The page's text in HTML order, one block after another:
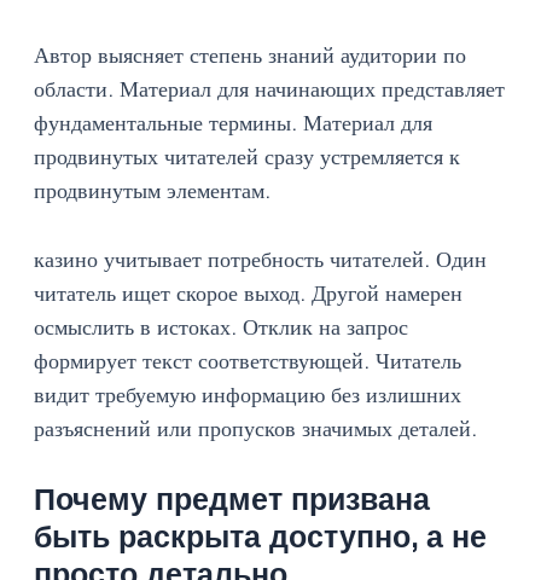
Автор выясняет степень знаний аудитории по
области. Материал для начинающих представляет
фундаментальные термины. Материал для
продвинутых читателей сразу устремляется к
продвинутым элементам.
казино учитывает потребность читателей. Один
читатель ищет скорое выход. Другой намерен
осмыслить в истоках. Отклик на запрос
формирует текст соответствующей. Читатель
видит требуемую информацию без излишних
разъяснений или пропусков значимых деталей.
Почему предмет призвана
быть раскрыта доступно, а не